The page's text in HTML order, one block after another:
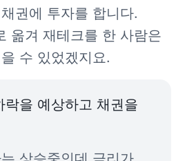
권에 투자를 합니다.
옮겨 재테크를 한 사람은
수 있었겠지요.
락을 예상하고 채권을